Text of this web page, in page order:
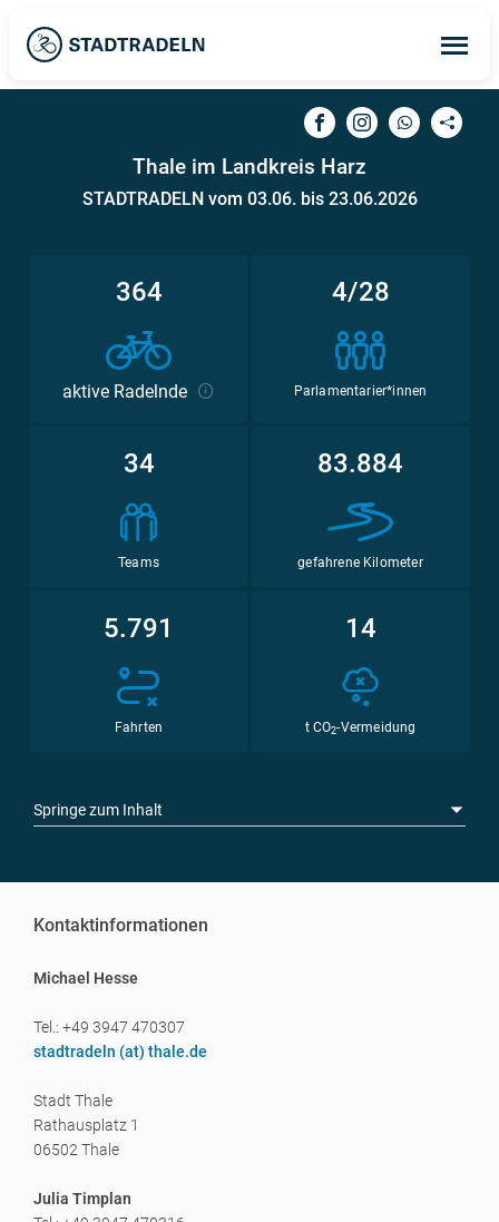
Thale im Landkreis Harz
STADTRADELN vom 03.06. bis 23.06.2026
364
aktive Radelnde
4/28
Parlamentarier*innen
34
Teams
83.884
gefahrene Kilometer
5.791
Fahrten
14
t CO2-Vermeidung
Springe zum Inhalt
Kontaktinformationen
Michael Hesse
Tel.: +49 3947 470307
stadtradeln (at) thale.de
Stadt Thale
Rathausplatz 1
06502 Thale
Julia Timplan